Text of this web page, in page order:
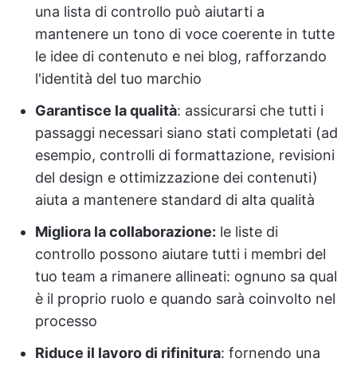
una lista di controllo può aiutarti a
mantenere un tono di voce coerente in tutte
le idee di contenuto e nei blog, rafforzando
l'identità del tuo marchio
Garantisce la qualità: assicurarsi che tutti i
passaggi necessari siano stati completati (ad
esempio, controlli di formattazione, revisioni
del design e ottimizzazione dei contenuti)
aiuta a mantenere standard di alta qualità
Migliora la collaborazione: le liste di
controllo possono aiutare tutti i membri del
tuo team a rimanere allineati: ognuno sa qual
è il proprio ruolo e quando sarà coinvolto nel
processo
Riduce il lavoro di rifinitura: fornendo una